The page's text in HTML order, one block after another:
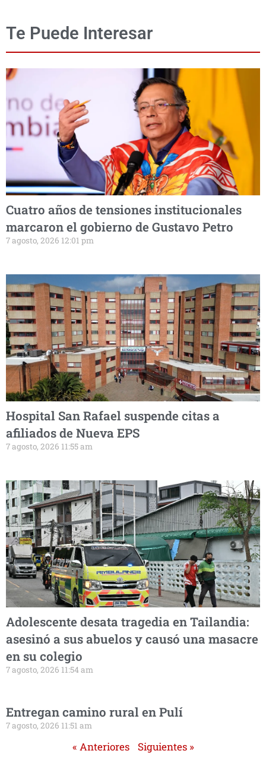
Te Puede Interesar
Cuatro años de tensiones institucionales
marcaron el gobierno de Gustavo Petro
7 agosto, 2026 12:01 pm
Hospital San Rafael suspende citas a
afiliados de Nueva EPS
7 agosto, 2026 11:55 am
Adolescente desata tragedia en Tailandia:
asesinó a sus abuelos y causó una masacre
en su colegio
7 agosto, 2026 11:54 am
Entregan camino rural en Pulí
7 agosto, 2026 11:51 am
« Anteriores Siguientes »